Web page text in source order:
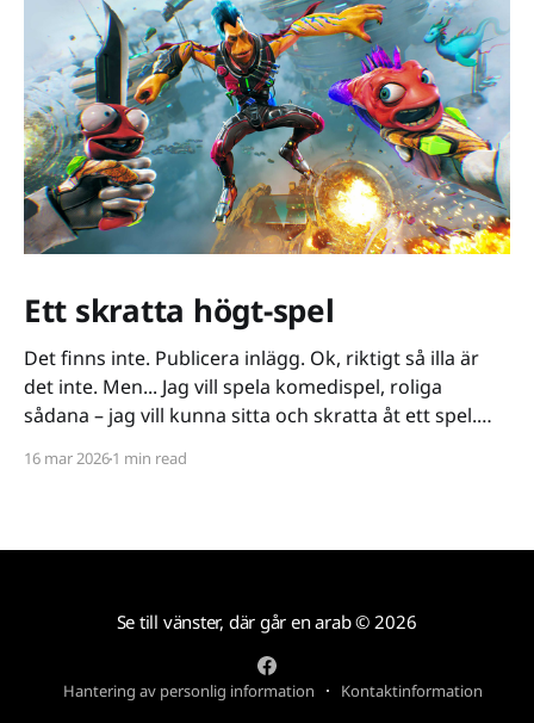
Ett skratta högt-spel
Det finns inte. Publicera inlägg. Ok, riktigt så illa är
det inte. Men... Jag vill spela komedispel, roliga
sådana – jag vill kunna sitta och skratta åt ett spel.
på ett kiss och bajs-spår eller så lutar de sig på
16 mar 20261 min read
Se till vänster, där går en arab© 2026
Hantering av personlig information Kontaktinformation